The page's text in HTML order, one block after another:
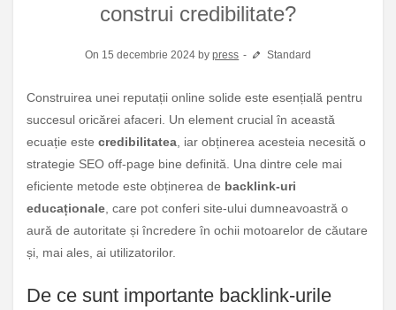
construi credibilitate?
On 15 decembrie 2024 bypress Standard
Construirea unei reputații online solide este esențială pentru
succesul oricărei afaceri. Un element crucial în această
ecuație este credibilitatea , iar obținerea acesteia necesită o
strategie SEO off-page bine definită. Una dintre cele mai
eficiente metode este obținerea de backlink-uri
educaționale , care pot conferi site-ului dumneavoastră o
aură de autoritate și încredere în ochii motoarelor de căutare
și, mai ales, ai utilizatorilor.
De ce sunt importante backlink-urile